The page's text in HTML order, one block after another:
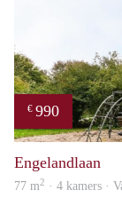
€ 990
Engelandlaan
77 m2 · 4 kamers ·